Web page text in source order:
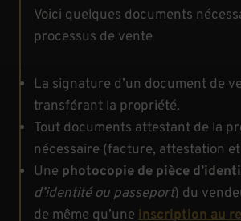
Voici quelques documents
processus de vente
La signature d’un document de
transférant la propriété.
Tout documents attestant de la
nécessaire (facture, attestation
Une photocopie de pièce
d’identité ou passeport) du
de même qu’une inscription au